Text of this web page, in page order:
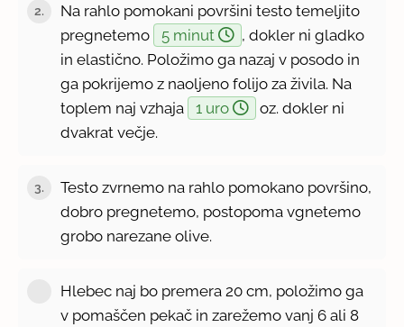
2.
Na rahlo pomokani površini testo temeljito
pregnetemo
5 minut
, dokler ni gladko
in elastično. Položimo ga nazaj v posodo in
ga pokrijemo z naoljeno folijo za živila. Na
toplem naj vzhaja
1 uro
oz. dokler ni
dvakrat večje.
3.
Testo zvrnemo na rahlo pomokano površino,
dobro pregnetemo, postopoma vgnetemo
grobo narezane olive.
Hlebec naj bo premera 20 cm, položimo ga
v pomaščen pekač in zarežemo vanj 6 ali 8